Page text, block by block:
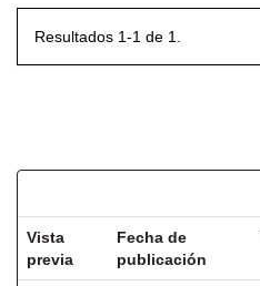
Resultados 1-1 de 1.
Vista
previa
Fecha de
publicación